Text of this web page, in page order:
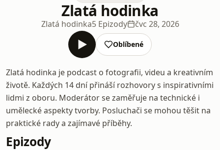
Zlatá hodinka
Zlatá hodinka5 Epizody čvc 28, 2026
Oblíbené
Zlatá hodinka je podcast o fotografii, videu a kreativním
životě. Každých 14 dní přináší rozhovory s inspirativními
lidmi z oboru. Moderátor se zaměřuje na technické i
umělecké aspekty tvorby. Posluchači se mohou těšit na
praktické rady a zajímavé příběhy.
Epizody